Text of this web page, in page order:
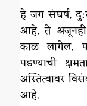
हे जग संघर्ष,
आहे. ते अजूनही
काळ लागेल.
पडण्याची
अस्तित्वावर
आहे.